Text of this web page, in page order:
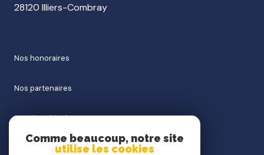
28120 Illiers-Combray
nos honoraires
nos partenaires
mentions légales
Comme beaucoup, notre site
utilise les cookies